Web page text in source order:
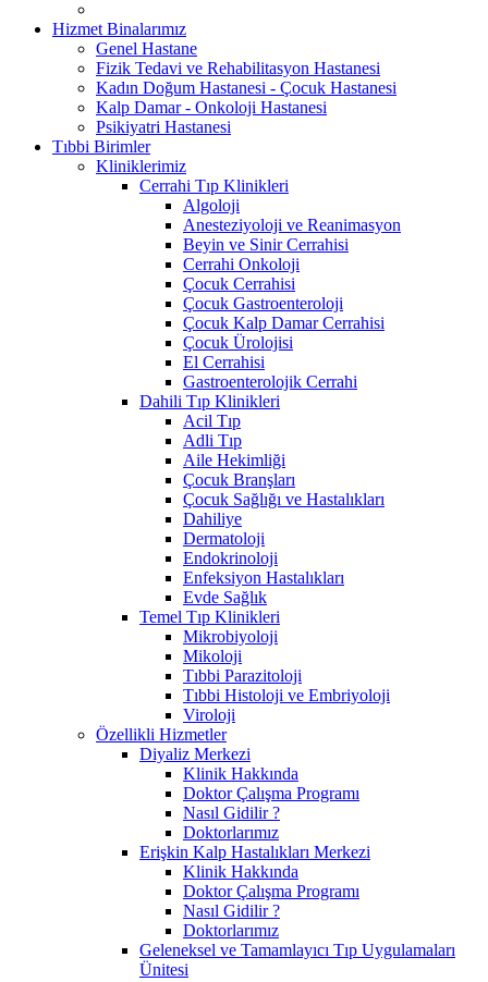
Hizmet Binalarımız
Genel Hastane
Fizik Tedavi ve Rehabilitasyon Hastanesi
Kadın Doğum Hastanesi - Çocuk Hastanesi
Kalp Damar - Onkoloji Hastanesi
Psikiyatri Hastanesi
Tıbbi Birimler
Kliniklerimiz
Cerrahi Tıp Klinikleri
Algoloji
Anesteziyoloji ve Reanimasyon
Beyin ve Sinir Cerrahisi
Cerrahi Onkoloji
Çocuk Cerrahisi
Çocuk Gastroenteroloji
Çocuk Kalp Damar Cerrahisi
Çocuk Ürolojisi
El Cerrahisi
Gastroenterolojik Cerrahi
Dahili Tıp Klinikleri
Acil Tıp
Adli Tıp
Aile Hekimliği
Çocuk Branşları
Çocuk Sağlığı ve Hastalıkları
Dahiliye
Dermatoloji
Endokrinoloji
Enfeksiyon Hastalıkları
Evde Sağlık
Temel Tıp Klinikleri
Mikrobiyoloji
Mikoloji
Tıbbi Parazitoloji
Tıbbi Histoloji ve Embriyoloji
Viroloji
Özellikli Hizmetler
Diyaliz Merkezi
Klinik Hakkında
Doktor Çalışma Programı
Nasıl Gidilir ?
Doktorlarımız
Erişkin Kalp Hastalıkları Merkezi
Klinik Hakkında
Doktor Çalışma Programı
Nasıl Gidilir ?
Doktorlarımız
Geleneksel ve Tamamlayıcı Tıp Uygulamaları
Ünitesi